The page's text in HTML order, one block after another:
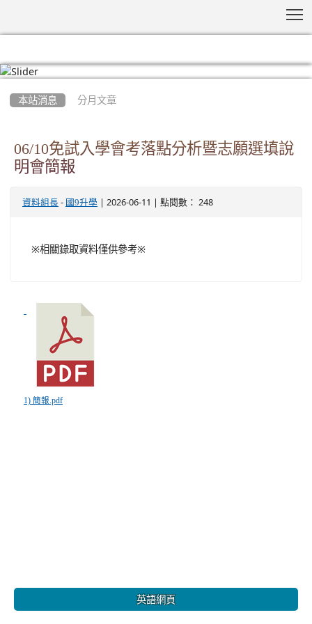
本站消息 分月文章
06/10免試入學會考落點分析暨志願選填說
明會簡報
資料組長 - 國9升學 | 2026-06-11 | 點閱數： 248
※相關錄取資料僅供參考※
1) 簡報.pdf
英語網頁